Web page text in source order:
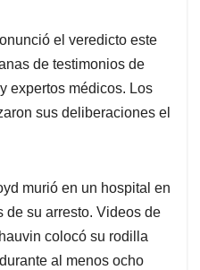
el veredicto este
de testimonios de
expertos médicos. Los
sus deliberaciones el
murió en un hospital en
de su arresto. Videos de
colocó su rodilla
al menos ocho